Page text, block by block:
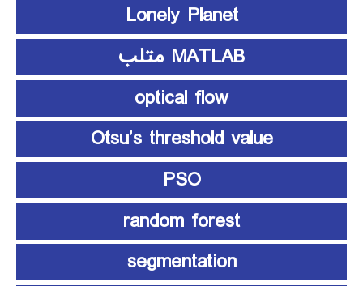
Lonely Planet
MATLAB متلب
optical flow
Otsu’s threshold value
PSO
random forest
segmentation